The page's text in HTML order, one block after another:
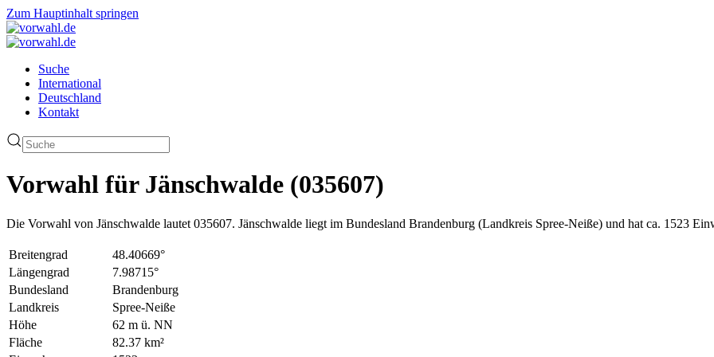
Zum Hauptinhalt springen
Suche
International
Deutschland
Kontakt
Vorwahl für Jänschwalde (035607)
Die Vorwahl von Jänschwalde lautet 035607. Jänschwalde liegt im Bundesland Brandenburg (Landkreis Spree-Neiße) und hat ca. 1523
Breitengrad
48.40669°
Längengrad
7.98715°
Bundesland
Brandenburg
Landkreis
Spree-Neiße
Höhe
62 m ü. NN
Fläche
82.37 km²